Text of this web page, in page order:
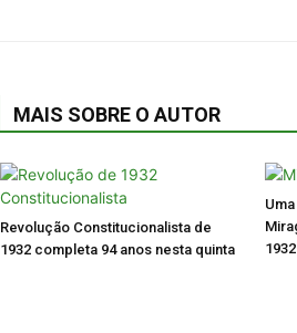
MAIS SOBRE O AUTOR
Revolução Constitucionalista de
1932 completa 94 anos nesta quinta
1932